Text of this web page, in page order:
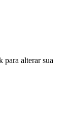
para alterar sua